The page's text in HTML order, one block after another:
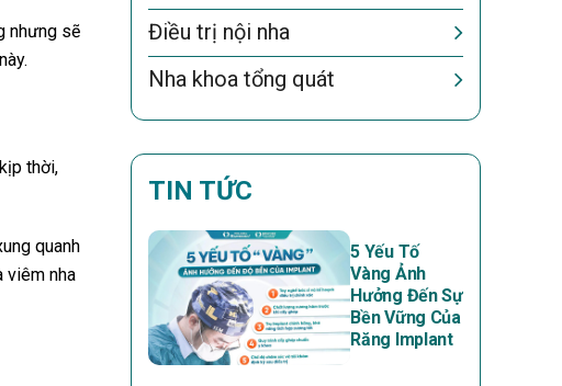
nhưng sẽ
thời,
quanh
viêm nha
Điều trị nội nha
Nha khoa tổng quát
TIN TỨC
5 Yếu Tố
Vàng Ảnh
Hưởng Đến Sự
Bền Vững Của
Răng Implant